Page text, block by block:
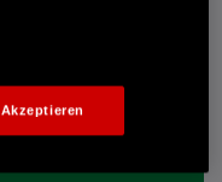
Akzeptieren